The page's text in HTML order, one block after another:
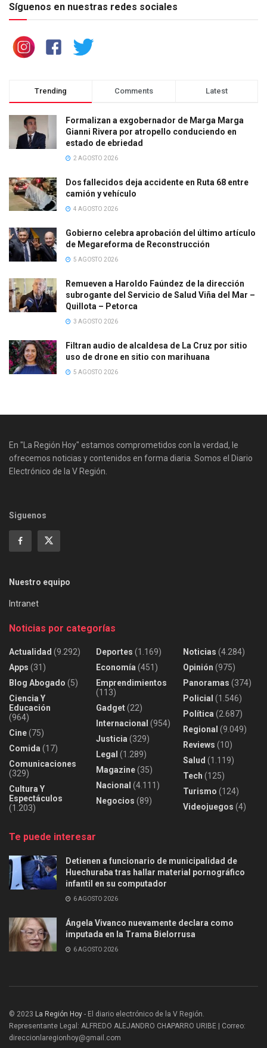
Síguenos en nuestras redes sociales
Trending Comments Latest
Formalizan a exgobernador de Marga Marga
Gianni Rivera por atropello conduciendo en
estado de ebriedad
2 AGOSTO 2026
Dos fallecidos deja accidente en Ruta 68 entre
camión y vehículo
4 AGOSTO 2026
Gobierno celebra aprobación del último artículo
de Megareforma de Reconstrucción
5 AGOSTO 2026
Remueven a Haroldo Faúndez de la dirección
subrogante del Servicio de Salud Viña del Mar –
Quillota – Petorca
3 AGOSTO 2026
Filtran audio de alcaldesa de La Cruz por sitio
uso de drone en sitio con marihuana
5 AGOSTO 2026
En "La Región Hoy" estamos comprometidos con la verdad, le
ofrecemos noticias y contenidos en forma diaria. Somos el Diario
Electrónico de la V Región.
Siguenos
Nuestro equipo
Intranet
Noticias por categorías
Actualidad (9.292)
Apps (31)
Blog Abogado (5)
Ciencia Y
Educación
(964)
Cine(75)
Comida (17)
Comunicaciones
(329)
Cultura Y
Espectáculos
(1.203)
Deportes (1.169)
Economía (451)
Emprendimientos
(113)
Gadget(22)
Internacional (954)
Justicia (329)
Legal (1.289)
Magazine(35)
Nacional (4.111)
Negocios (89)
Noticias (4.284)
Opinión (975)
Panoramas (374)
Policial (1.546)
Política (2.687)
Regional (9.049)
Reviews (10)
Salud (1.119)
Tech (125)
Turismo (124)
Videojuegos (4)
Te puede interesar
Detienen a funcionario de municipalidad de
Huechuraba tras hallar material pornográfico
infantil en su computador
6 AGOSTO 2026
Ángela Vivanco nuevamente declara como
imputada en la Trama Bielorrusa
6 AGOSTO 2026
© 2023 La Región Hoy - El diario electrónico de la V Región.
Representante Legal: ALFREDO ALEJANDRO CHAPARRO URIBE | Correo:
direccionlaregionhoy@gmail.com